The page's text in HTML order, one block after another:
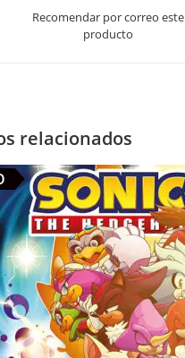
new
Recomendar por correo este
producto
relacionados